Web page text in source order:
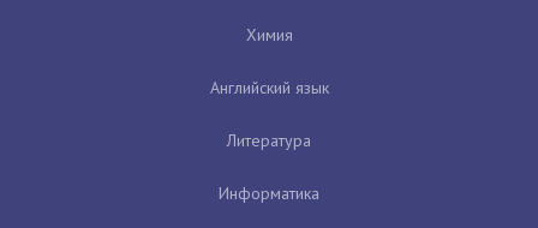
Химия
Английский язык
Литература
Информатика